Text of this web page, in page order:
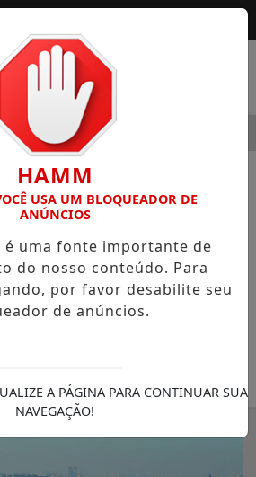
SAMARITANO HIGIENÓPOLIS
celebra os 80 anos
Material Aeronáutico
Aeronáutico de São
anos
HAMM
USA UM BLOQUEADOR DE
ANÚNCIOS
é uma fonte importante de
do nosso conteúdo. Para
por favor desabilite seu
de anúncios.
A PÁGINA PARA CONTINUAR SUA
NAVEGAÇÃO!